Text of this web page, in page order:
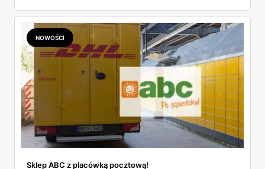
więcej!
NOWOŚCI
Sklep ABC z placówką pocztową!